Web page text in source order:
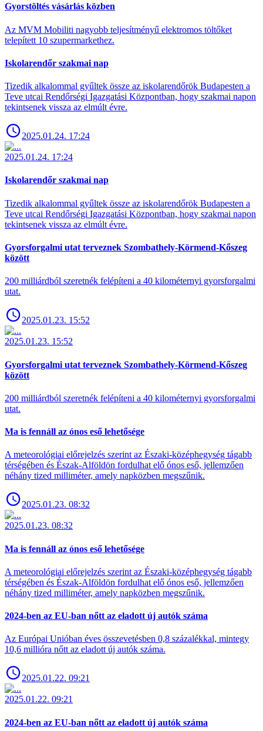
Gyorstöltés vásárlás közben
Az MVM Mobiliti nagyobb teljesítményű elektromos töltőket
telepített 10 szupermarkethez.
Iskolarendőr szakmai nap
Tizedik alkalommal gyűltek össze az iskolarendőrök Budapesten a
Teve utcai Rendőrségi Igazgatási Központban, hogy szakmai napon
tekintsenek vissza az elmúlt évre.
2025.01.24. 17:24
2025.01.24. 17:24
Iskolarendőr szakmai nap
Tizedik alkalommal gyűltek össze az iskolarendőrök Budapesten a
Teve utcai Rendőrségi Igazgatási Központban, hogy szakmai napon
tekintsenek vissza az elmúlt évre.
Gyorsforgalmi utat terveznek Szombathely-Körmend-Kőszeg
között
200 milliárdból szeretnék felépíteni a 40 kilométernyi gyorsforgalmi
utat.
2025.01.23. 15:52
2025.01.23. 15:52
Gyorsforgalmi utat terveznek Szombathely-Körmend-Kőszeg
között
200 milliárdból szeretnék felépíteni a 40 kilométernyi gyorsforgalmi
utat.
Ma is fennáll az ónos eső lehetősége
A meteorológiai előrejelzés szerint az Északi-középhegység tágabb
térségében és Észak-Alföldön fordulhat elő ónos eső, jellemzően
néhány tized milliméter, amely napközben megszűnik.
2025.01.23. 08:32
2025.01.23. 08:32
Ma is fennáll az ónos eső lehetősége
A meteorológiai előrejelzés szerint az Északi-középhegység tágabb
térségében és Észak-Alföldön fordulhat elő ónos eső, jellemzően
néhány tized milliméter, amely napközben megszűnik.
2024-ben az EU-ban nőtt az eladott új autók száma
Az Európai Unióban éves összevetésben 0,8 százalékkal, mintegy
10,6 millióra nőtt az eladott új autók száma.
2025.01.22. 09:21
2025.01.22. 09:21
2024-ben az EU-ban nőtt az eladott új autók száma